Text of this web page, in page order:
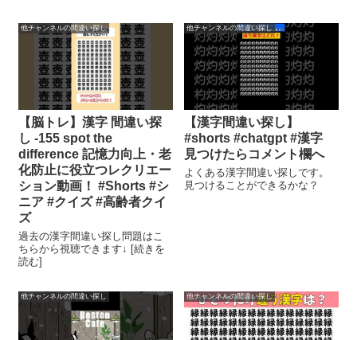
他チャンネルの間違い探し
【脳トレ】漢字 間違い探
し -155 spot the
difference 記憶力向上・老
化防止に役立つレクリエー
ション動画！ #Shorts #シ
ニア #クイズ #高齢者クイ
ズ
過去の漢字間違い探し問題はこ
ちらから視聴できます↓ [続きを
読む]
他チャンネルの間違い探し
【漢字間違い探し】
#shorts #chatgpt #漢字
見つけたらコメント欄へ
よくある漢字間違い探しです。
見つけることができるかな？
他チャンネルの間違い探し 他チャンネルの間違い探し